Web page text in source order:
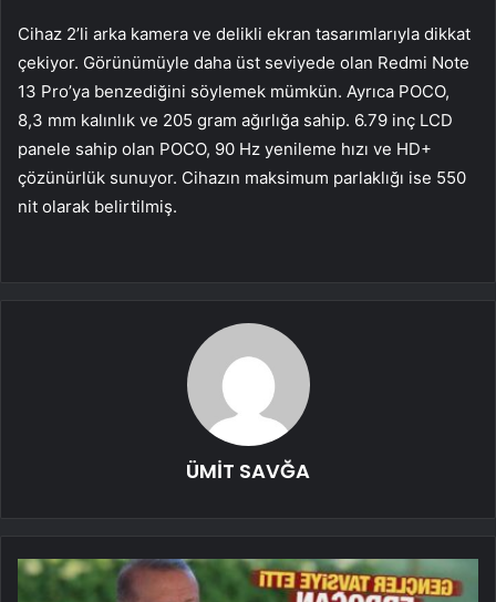
Cihaz 2’li arka kamera ve delikli ekran tasarımlarıyla dikkat
çekiyor. Görünümüyle daha üst seviyede olan Redmi Note
13 Pro’ya benzediğini söylemek mümkün. Ayrıca POCO,
8,3 mm kalınlık ve 205 gram ağırlığa sahip. 6.79 inç LCD
panele sahip olan POCO, 90 Hz yenileme hızı ve HD+
çözünürlük sunuyor. Cihazın maksimum parlaklığı ise 550
nit olarak belirtilmiş.
ÜMİT SAVĞA